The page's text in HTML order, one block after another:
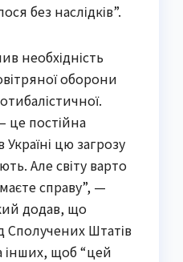
без наслідків”.
необхідність
оборони
це постійна
цю загрозу
Але світу варто
справу”, —
додав, що
Сполучених Штатів
щоб “цей